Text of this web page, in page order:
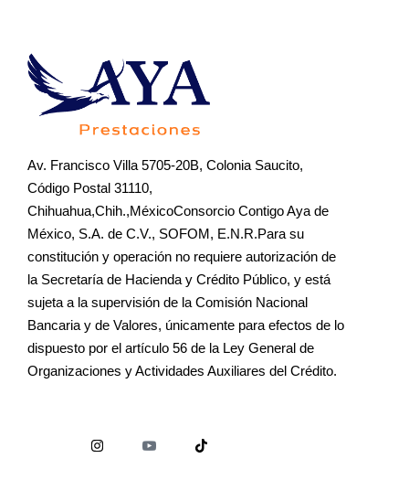
Av. Francisco Villa 5705-20B, Colonia Saucito,
Código Postal 31110,
Chihuahua,Chih.,MéxicoConsorcio Contigo Aya de
México, S.A. de C.V., SOFOM, E.N.R.Para su
constitución y operación no requiere autorización de
la Secretaría de Hacienda y Crédito Público, y está
sujeta a la supervisión de la Comisión Nacional
Bancaria y de Valores, únicamente para efectos de lo
dispuesto por el artículo 56 de la Ley General de
Organizaciones y Actividades Auxiliares del Crédito.